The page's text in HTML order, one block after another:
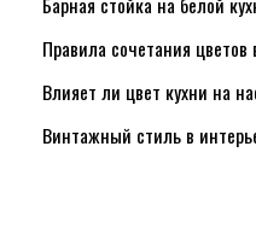
Правила сочетания цветов
Влияет ли цвет кухни на
Винтажный стиль в